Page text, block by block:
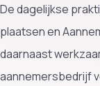
De dagelijkse
plaatsen en
daarnaast
aannemersbedrijf